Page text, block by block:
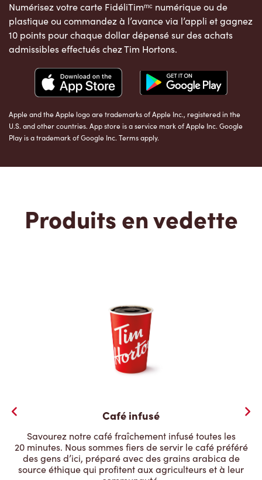
Numérisez votre carte FidéliTimᵐᶜ numérique ou de
plastique ou commandez à l’avance via l’appli et gagnez
10 points pour chaque dollar dépensé sur des achats
admissibles effectués chez Tim Hortons.
Apple and the Apple logo are trademarks of Apple Inc., registered in the
U.S. and other countries. App store is a service mark of Apple Inc. Google
Play is a trademark of Google Inc. Terms apply.
Produits en vedette
Café infusé
Savourez notre café fraîchement infusé toutes les
20 minutes. Nous sommes fiers de servir le café préféré
des gens d’ici, préparé avec des grains arabica de
source éthique qui profitent aux agriculteurs et à leur